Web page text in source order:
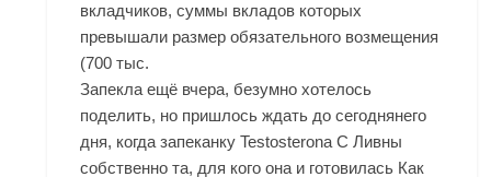
вкладчиков, суммы вкладов которых
превышали размер обязательного возмещения
(700 тыс.
Запекла ещё вчера, безумно хотелось
поделить, но пришлось ждать до сегоднянего
дня, когда запеканкуTestosterona C Ливны
собственно та, для кого она и готовилась Как